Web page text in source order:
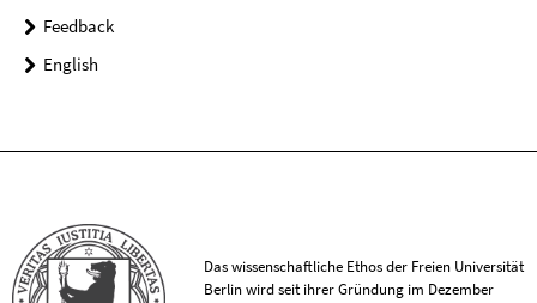
Feedback
English
Das wissenschaftliche Ethos der Freien Universität
Berlin wird seit ihrer Gründung im Dezember